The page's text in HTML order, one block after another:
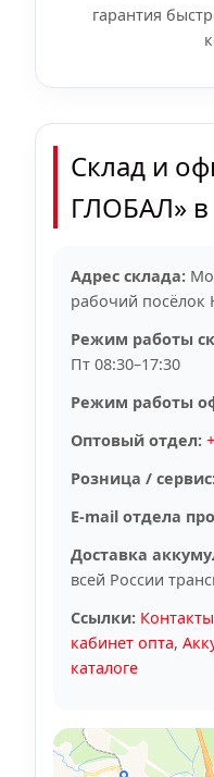
гарантия
Склад и
ГЛОБАЛ»
Адрес склада:
рабочий посёлок
Режим работы
Пт 08:30–17:30
Режим работы
Оптовый отдел:
Розница /
E-mail отдела
Доставка
всей России
Ссылки: Контакты
кабинет опта,
каталоге